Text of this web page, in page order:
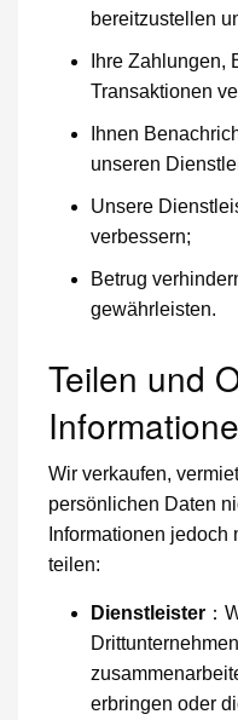
bereitzustellen
Ihre Zahlungen,
Transaktionen
Ihnen
unseren
Unsere
verbessern;
Betrug
gewährleisten.
Teilen und
Wir verkaufen,
persönlichen Daten
Informationen
teilen:
Dienstleister ：
erbringen oder